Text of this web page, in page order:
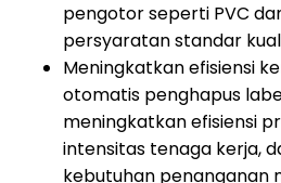
pengotor seperti PVC
persyaratan standar
Meningkatkan efisiensi
otomatis penghapus
meningkatkan efisiensi
intensitas tenaga kerja,
kebutuhan penanganan